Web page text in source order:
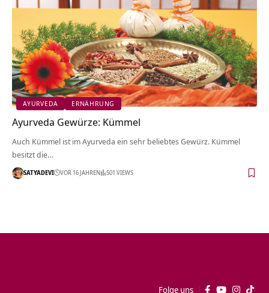
AYURVEDA ERNÄHRUNG
Ayurveda Gewürze: Kümmel
Auch Kümmel ist im Ayurveda ein sehr beliebtes Gewürz. Kümmel
besitzt die…
SATYADEVI VOR 16 JAHREN 501 VIEWS
Folge uns